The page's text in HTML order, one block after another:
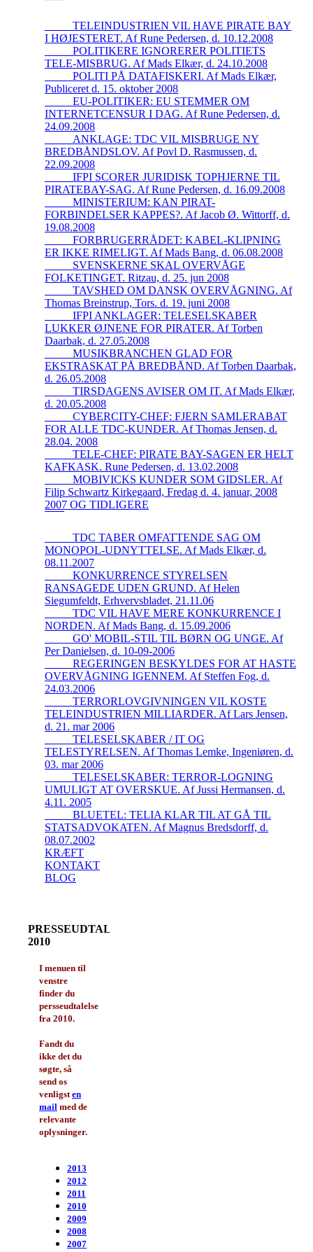
_____TELEINDUSTRIEN VIL HAVE PIRATE BAY
I HØJESTERET. Af Rune Pedersen, d. 10.12.2008
_____POLITIKERE IGNORERER POLITIETS
TELE-MISBRUG. Af Mads Elkær, d. 24.10.2008
_____POLITI PÅ DATAFISKERI. Af Mads Elkær,
Publiceret d. 15. oktober 2008
_____EU-POLITIKER: EU STEMMER OM
INTERNETCENSUR I DAG. Af Rune Pedersen, d.
24.09.2008
_____ANKLAGE: TDC VIL MISBRUGE NY
BREDBÅNDSLOV. Af Povl D. Rasmussen, d.
22.09.2008
_____IFPI SCORER JURIDISK TOPHJERNE TIL
PIRATEBAY-SAG. Af Rune Pedersen, d. 16.09.2008
_____MINISTERIUM: KAN PIRAT-
FORBINDELSER KAPPES?. Af Jacob Ø. Wittorff, d.
19.08.2008
_____FORBRUGERRÅDET: KABEL-KLIPNING
ER IKKE RIMELIGT. Af Mads Bang, d. 06.08.2008
_____SVENSKERNE SKAL OVERVÅGE
FOLKETINGET. Ritzau, d. 25. jun 2008
_____TAVSHED OM DANSK OVERVÅGNING. Af
Thomas Breinstrup, Tors. d. 19. juni 2008
_____IFPI ANKLAGER: TELESELSKABER
LUKKER ØJNENE FOR PIRATER. Af Torben
Daarbak, d. 27.05.2008
_____MUSIKBRANCHEN GLAD FOR
EKSTRASKAT PÅ BREDBÅND. Af Torben Daarbak,
d. 26.05.2008
_____TIRSDAGENS AVISER OM IT. Af Mads Elkær,
d. 20.05.2008
_____CYBERCITY-CHEF: FJERN SAMLERABAT
FOR ALLE TDC-KUNDER. Af Thomas Jensen, d.
28.04. 2008
_____TELE-CHEF: PIRATE BAY-SAGEN ER HELT
KAFKASK. Rune Pedersen, d. 13.02.2008
_____MOBIVICKS KUNDER SOM GIDSLER. Af
Filip Schwartz Kirkegaard, Fredag d. 4. januar, 2008
2007 OG TIDLIGERE
_____TDC TABER OMFATTENDE SAG OM
MONOPOL-UDNYTTELSE. Af Mads Elkær, d.
08.11.2007
_____KONKURRENCE STYRELSEN
RANSAGEDE UDEN GRUND. Af Helen
Siegumfeldt, Erhvervsbladet, 21.11.06
_____TDC VIL HAVE MERE KONKURRENCE I
NORDEN. Af Mads Bang, d. 15.09.2006
_____GO' MOBIL-STIL TIL BØRN OG UNGE. Af
Per Danielsen, d. 10-09-2006
_____REGERINGEN BESKYLDES FOR AT HASTE
OVERVÅGNING IGENNEM. Af Steffen Fog, d.
24.03.2006
_____TERRORLOVGIVNINGEN VIL KOSTE
TELEINDUSTRIEN MILLIARDER. Af Lars Jensen,
d. 21. mar 2006
_____TELESELSKABER / IT OG
TELESTYRELSEN. Af Thomas Lemke, Ingeniøren, d.
03. mar 2006
_____TELESELSKABER: TERROR-LOGNING
UMULIGT AT OVERSKUE. Af Jussi Hermansen, d.
4.11. 2005
_____BLUETEL: TELIA KLAR TIL AT GÅ TIL
STATSADVOKATEN. Af Magnus Bredsdorff, d.
08.07.2002
KRÆFT
KONTAKT
BLOG
PRESSEUDTALELSER
2010
I menuen til
venstre
finder du
persseudtalelser
fra 2010.
Fandt du
ikke det du
søgte, så
send os
venligst en
mail med de
relevante
oplysninger.
2013
2012
2011
2010
2009
2008
2007